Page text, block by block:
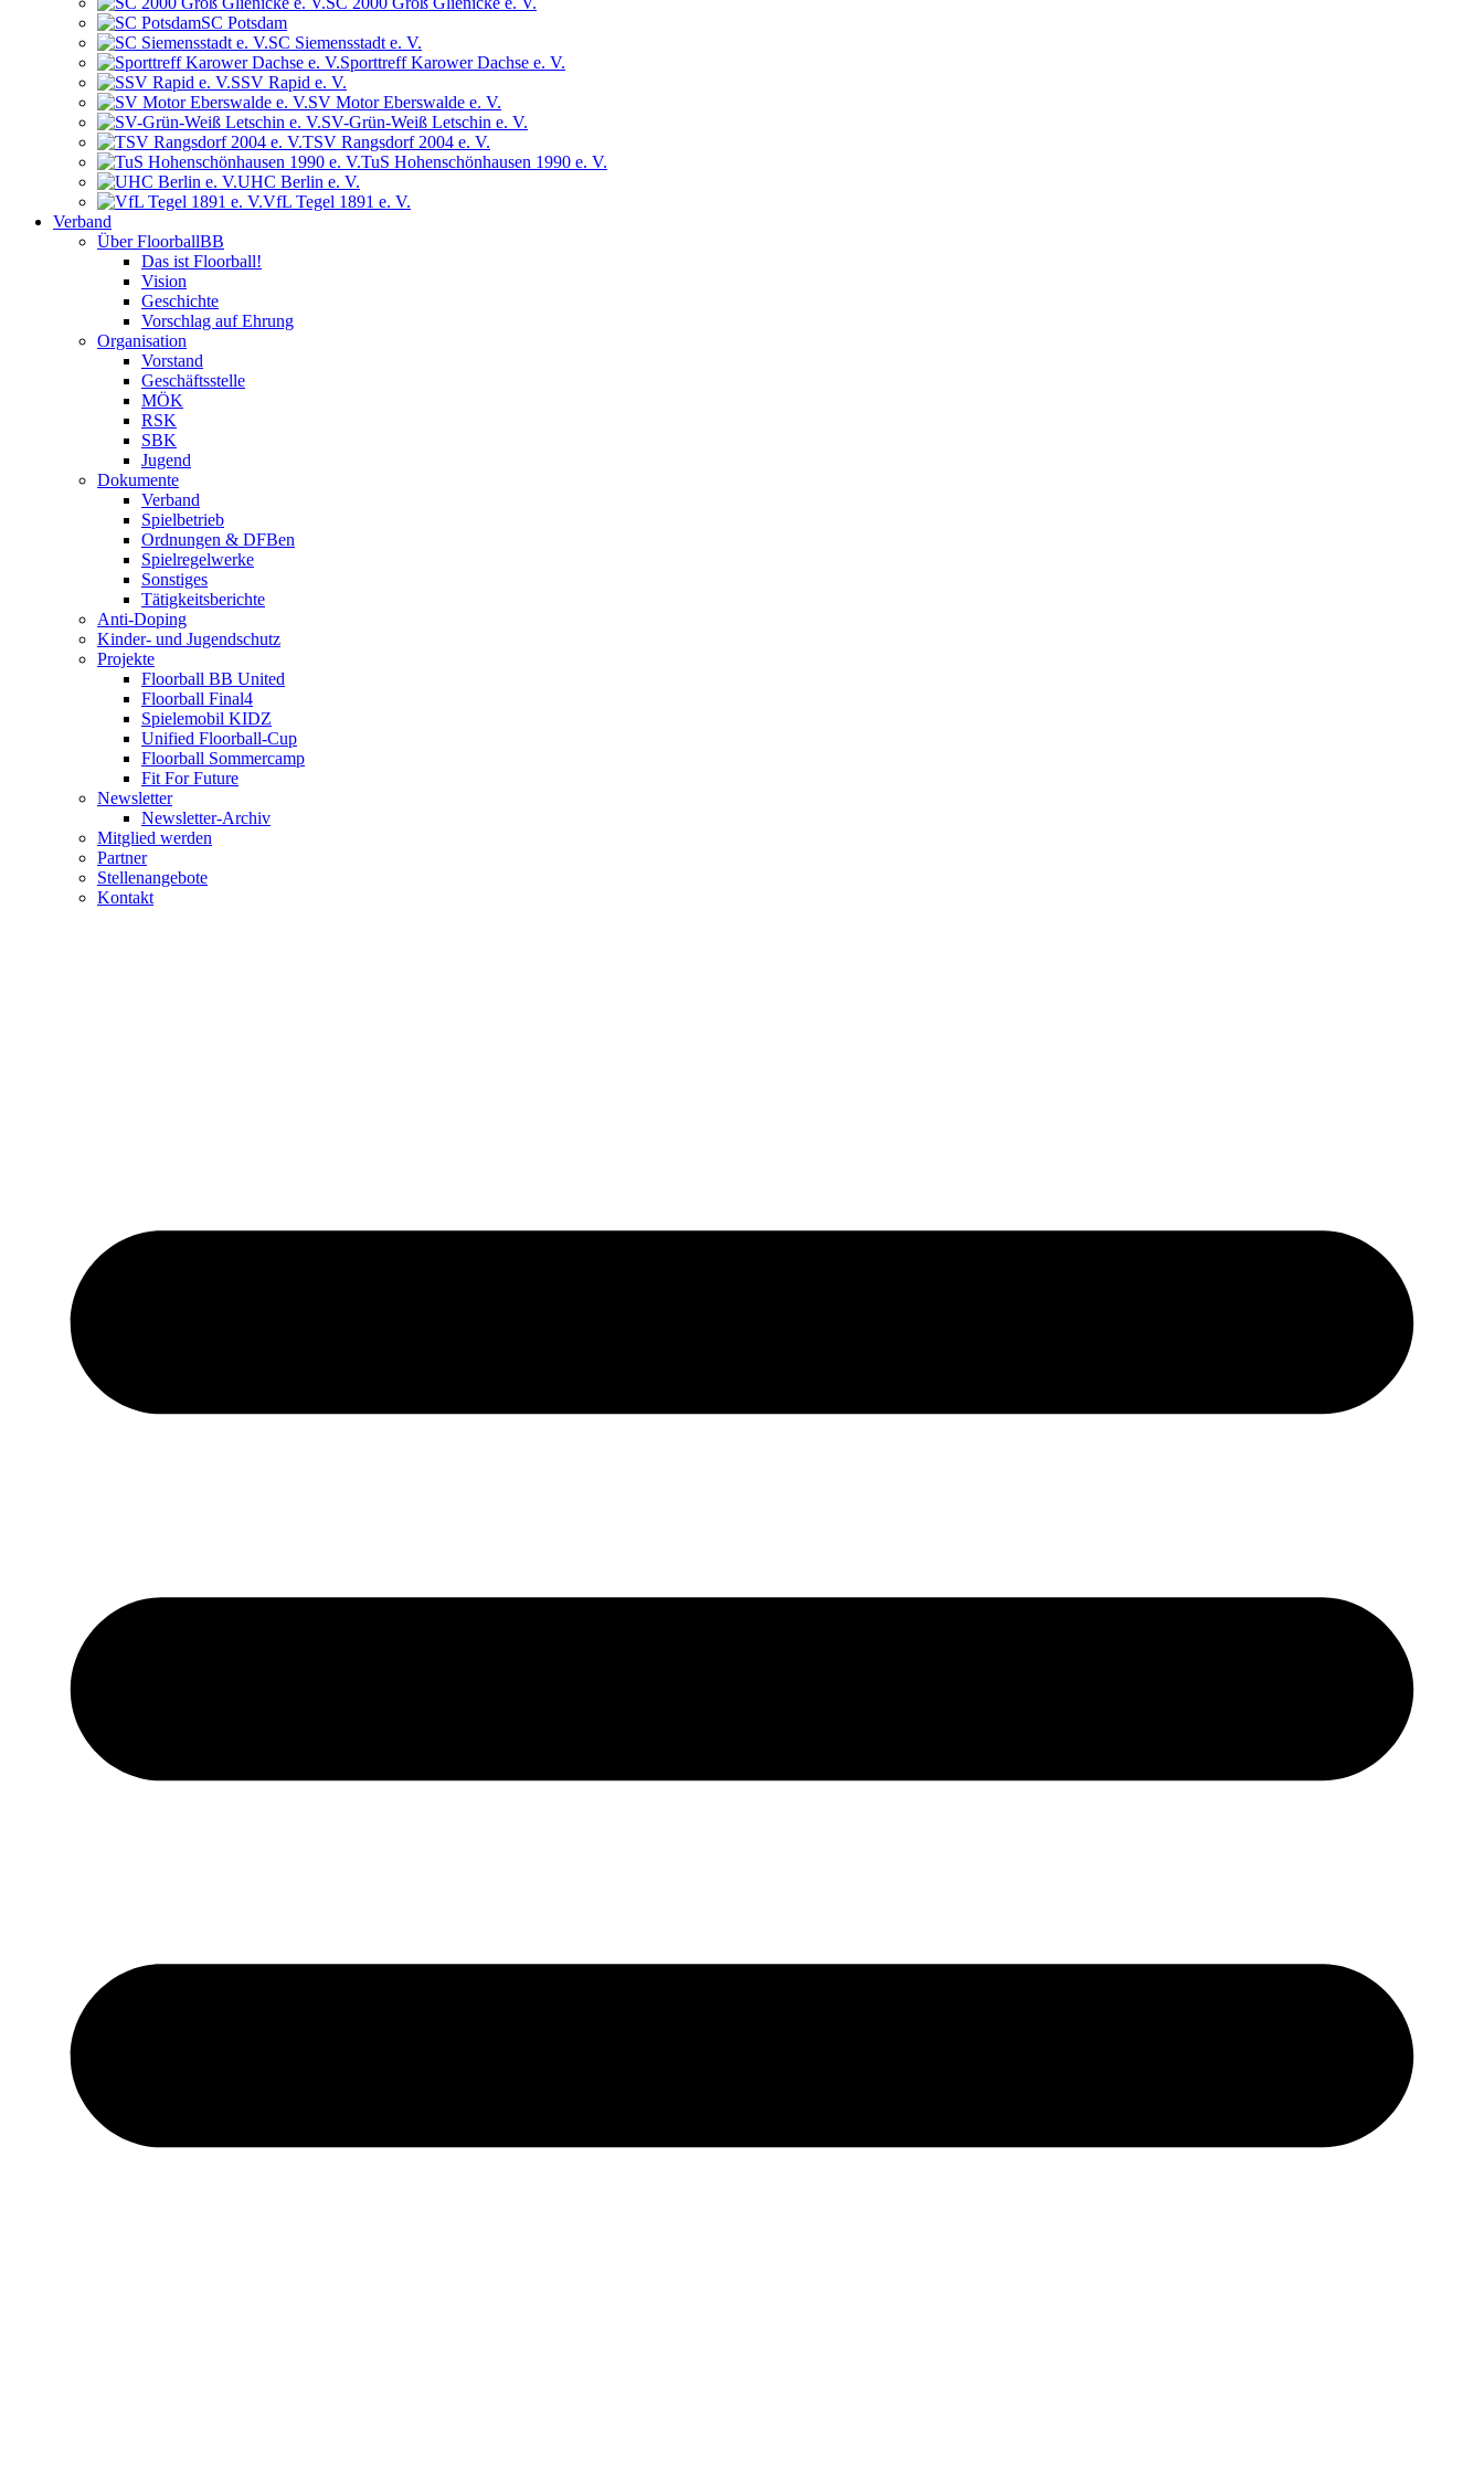
SC Potsdam
SC Siemensstadt e. V.
Sporttreff Karower Dachse e. V.
SSV Rapid e. V.
SV Motor Eberswalde e. V.
SV-Grün-Weiß Letschin e. V.
TSV Rangsdorf 2004 e. V.
TuS Hohenschönhausen 1990 e. V.
UHC Berlin e. V.
VfL Tegel 1891 e. V.
Verband
Über FloorballBB
Das ist Floorball!
Vision
Geschichte
Vorschlag auf Ehrung
Organisation
Vorstand
Geschäftsstelle
MÖK
RSK
SBK
Jugend
Dokumente
Verband
Spielbetrieb
Ordnungen & DFBen
Spielregelwerke
Sonstiges
Tätigkeitsberichte
Anti-Doping
Kinder- und Jugendschutz
Projekte
Floorball BB United
Floorball Final4
Spielemobil KIDZ
Unified Floorball-Cup
Floorball Sommercamp
Fit For Future
Newsletter
Newsletter-Archiv
Mitglied werden
Partner
Stellenangebote
Kontakt